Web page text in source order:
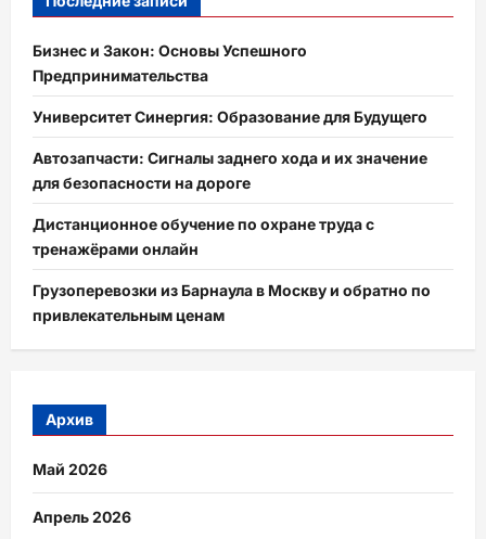
Бизнес и Закон: Основы Успешного
Предпринимательства
Университет Синергия: Образование для Будущего
Автозапчасти: Сигналы заднего хода и их значение
для безопасности на дороге
Дистанционное обучение по охране труда с
тренажёрами онлайн
Грузоперевозки из Барнаула в Москву и обратно по
привлекательным ценам
Архив
Май 2026
Апрель 2026